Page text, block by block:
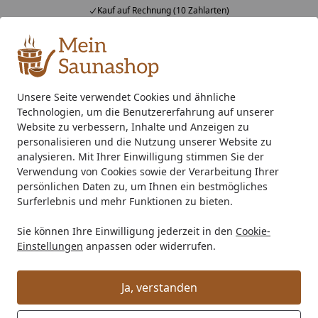
Unsere Seite verwendet Cookies und ähnliche
Technologien, um die Benutzererfahrung auf unserer
Website zu verbessern, Inhalte und Anzeigen zu
personalisieren und die Nutzung unserer Website zu
analysieren. Mit Ihrer Einwilligung stimmen Sie der
Verwendung von Cookies sowie der Verarbeitung Ihrer
persönlichen Daten zu, um Ihnen ein bestmögliches
Surferlebnis und mehr Funktionen zu bieten.
Sie können Ihre Einwilligung jederzeit in den Cookie-
Einstellungen anpassen oder widerrufen.
Ja, verstanden
Kauf auf Rechnung (10 Zahlarten)
Alle Produkte
Mein Konto
Suchen
Startseite
EPDM Folienset Nr. 170 - 549 x 475 cm
EPDM Folienset Nr. 170 - 549 x 475
cm